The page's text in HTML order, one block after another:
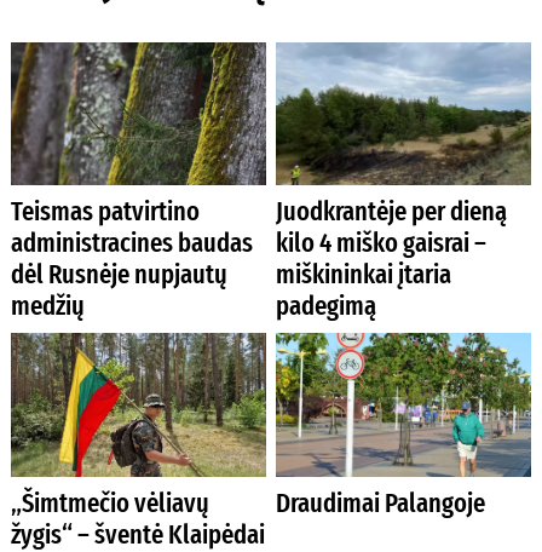
Teismas patvirtino
administracines baudas
dėl Rusnėje nupjautų
medžių
Juodkrantėje per dieną
kilo 4 miško gaisrai –
miškininkai įtaria
padegimą
„Šimtmečio vėliavų
žygis“ – šventė Klaipėdai
Draudimai Palangoje